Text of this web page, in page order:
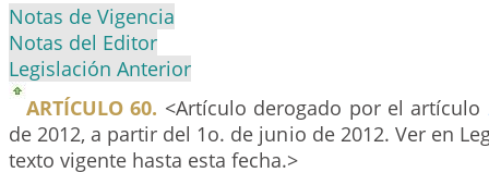
Notas de Vigencia
Notas del Editor
Legislación Anterior
ARTÍCULO 60. <Artículo derogado por el artículo
de 2012, a partir del 1o. de junio de 2012. Ver en
texto vigente hasta esta fecha.>